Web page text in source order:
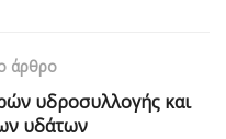
άρθρο
υδροσυλλογής και
υδάτων